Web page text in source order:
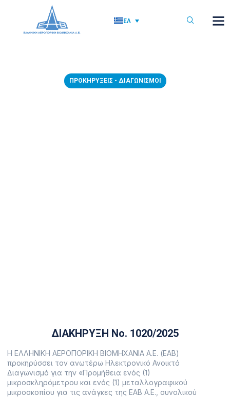
ΕΛ
ΠΡΟΚΗΡΎΞΕΙΣ - ΔΙΑΓΩΝΙΣΜΟΊ
ΔΙΑΚΗΡΥΞΗ Νο. 1020/2025
Η ΕΛΛΗΝΙΚΗ ΑΕΡΟΠΟΡΙΚΗ ΒΙΟΜΗΧΑΝΙΑ Α.Ε. (ΕΑΒ)
προκηρύσσει τον ανωτέρω Ηλεκτρονικό Ανοικτό
Διαγωνισμό για την «Προμήθεια ενός (1)
μικροσκληρόμετρου και ενός (1) μεταλλογραφικού
μικροσκοπίου για τις ανάγκες της ΕΑΒ Α.Ε., συνολικού